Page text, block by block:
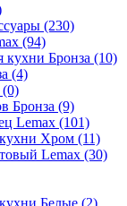
(230)
(94)
кухни Бронза (10)
(4)
(0)
Бронза (9)
Lemax (101)
Хром (11)
Lemax (30)
Белые (2)